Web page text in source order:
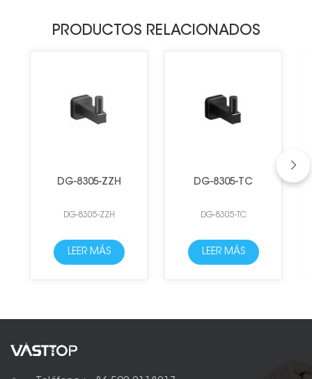
PRODUCTOS RELACIONADOS
DG-8305-ZZH
DG-8305-ZZH
LEER MÁS
DG-8305-TC
DG-8305-TC
LEER MÁS